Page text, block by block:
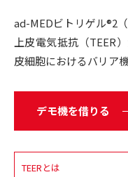
ad-MEDビトリゲル®2
上皮電気抵抗（TEER
皮細胞におけるバリア
デモ機を借りる
TEERとは